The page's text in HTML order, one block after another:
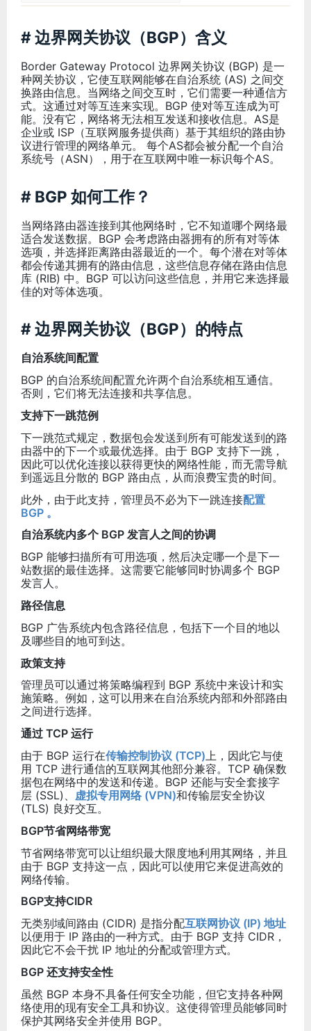
# 边界网关协议（BGP）含义
Border Gateway Protocol 边界网关协议 (BGP) 是一
种网关协议，它使互联网能够在自治系统 (AS) 之间交
换路由信息。当网络之间交互时，它们需要一种通信方
式。这通过对等互连来实现。BGP 使对等互连成为可
能。没有它，网络将无法相互发送和接收信息。AS是
企业或 ISP（互联网服务提供商）基于其组织的路由协
议进行管理的网络单元。 每个AS都会被分配一个自治
系统号（ASN），用于在互联网中唯一标识每个AS‌。
# BGP 如何工作？
当网络路由器连接到其他网络时，它不知道哪个网络最
适合发送数据。BGP 会考虑路由器拥有的所有对等体
选项，并选择距离路由器最近的一个。每个潜在对等体
都会传递其拥有的路由信息，这些信息存储在路由信息
库 (RIB) 中。BGP 可以访问这些信息，并用它来选择最
佳的对等体选项。
# 边界网关协议（BGP）的特点
自治系统间配置
BGP 的自治系统间配置允许两个自治系统相互通信。
否则，它们将无法连接和共享信息。
支持下一跳范例
下一跳范式规定，数据包会发送到所有可能发送到的路
由器中的下一个或最优选择。由于 BGP 支持下一跳，
因此可以优化连接以获得更快的网络性能，而无需导航
到遥远且分散的 BGP 路由点，从而浪费宝贵的时间。
此外，由于此支持，管理员不必为下一跳连接配置
BGP 。
自治系统内多个 BGP 发言人之间的协调
BGP 能够扫描所有可用选项，然后决定哪一个是下一
站数据的最佳选择。这需要它能够同时协调多个 BGP
发言人。
路径信息
BGP 广告系统内包含路径信息，包括下一个目的地以
及哪些目的地可到达。
政策支持
管理员可以通过将策略编程到 BGP 系统中来设计和实
施策略。例如，这可以用来在自治系统内部和外部路由
之间进行选择。
通过 TCP 运行
由于 BGP 运行在传输控制协议 (TCP)上，因此它与使
用 TCP 进行通信的互联网其他部分兼容。TCP 确保数
据包在网络中的发送和传递。BGP 还能与安全套接字
层 (SSL)、 虚拟专用网络 (VPN)和传输层安全协议
(TLS) 良好交互。
BGP节省网络带宽
节省网络带宽可以让组织最大限度地利用其网络，并且
由于 BGP 支持这一点，因此可以使用它来促进高效的
网络传输。
BGP支持CIDR
无类别域间路由 (CIDR) 是指分配互联网协议 (IP) 地址
以便用于 IP 路由的一种方式。由于 BGP 支持 CIDR，
因此它不会干扰 IP 地址的分配或管理方式。
BGP 还支持安全性
虽然 BGP 本身不具备任何安全功能，但它支持各种网
络使用的现有安全工具和协议。这使得管理员能够同时
保护其网络安全并使用 BGP。